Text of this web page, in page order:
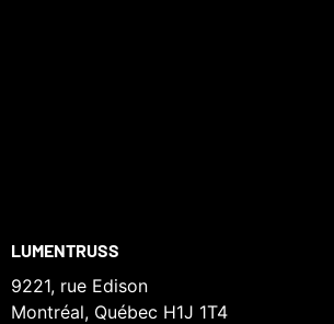
LUMENTRUSS
9221, rue Edison
Montréal, Québec H1J 1T4